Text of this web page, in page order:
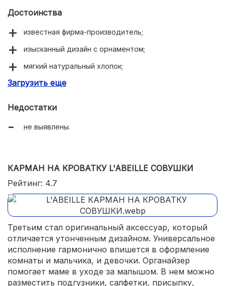
Достоинства
известная фирма-производитель;
изысканный дизайн с орнаментом;
мягкий натуральный хлопок;
удобное крепление к кроватке;
Загрузить еще
Недостатки
не выявлены.
КАРМАН НА КРОВАТКУ L'ABEILLE СОВУШКИ
Рейтинг: 4.7
Третьим стал оригинальный аксессуар, который
отличается утонченным дизайном. Универсальное
исполнение гармонично впишется в оформление
комнаты и мальчика, и девочки. Органайзер
помогает маме в уходе за малышом. В нем можно
разместить подгузники, салфетки, присыпку,